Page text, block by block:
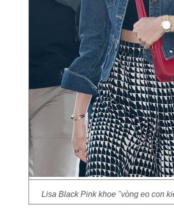
Lisa Black Pink khoe "vòng eo con